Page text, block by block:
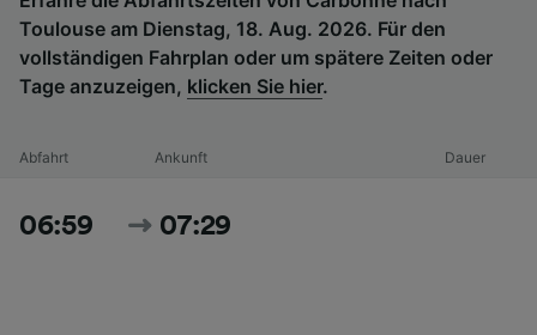
Toulouse am Dienstag, 18. Aug. 2026. Für den
vollständigen Fahrplan oder um spätere Zeiten oder
Tage anzuzeigen, klicken Sie hier.
Abfahrt Ankunft Dauer
06:59 07:29